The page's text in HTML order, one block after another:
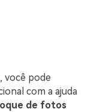
você pode
com a ajuda
de fotos